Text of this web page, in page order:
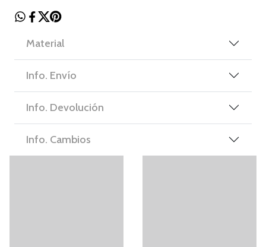
Material
Info. Envío
Info. Devolución
Info. Cambios